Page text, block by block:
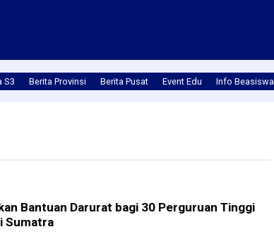
S3 Berita Provinsi Berita Pusat Event Edu Info Beasiswa
Bantuan Darurat bagi 30 Perguruan Tinggi
Sumatra